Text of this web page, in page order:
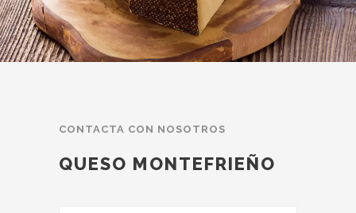
CONTACTA CON NOSOTROS
QUESO MONTEFRIEÑO